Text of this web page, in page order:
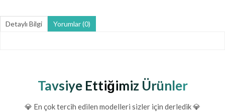
Detaylı Bilgi Yorumlar (0)
Tavsiye Ettiğimiz Ürünler
💎 En çok tercih edilen modelleri sizler için derledik 💎